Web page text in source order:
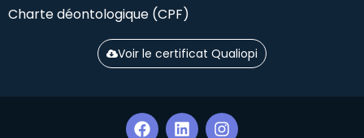
Charte déontologique (CPF)
Voir le certificat Qualiopi